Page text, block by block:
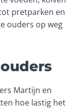
pretparken en
ouders op weg
Martijn en
hoe lastig het